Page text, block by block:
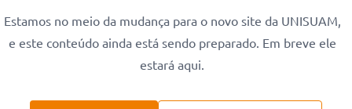
Estamos no meio da mudança para o novo site da UNISUAM,
e este conteúdo ainda está sendo preparado. Em breve ele
estará aqui.